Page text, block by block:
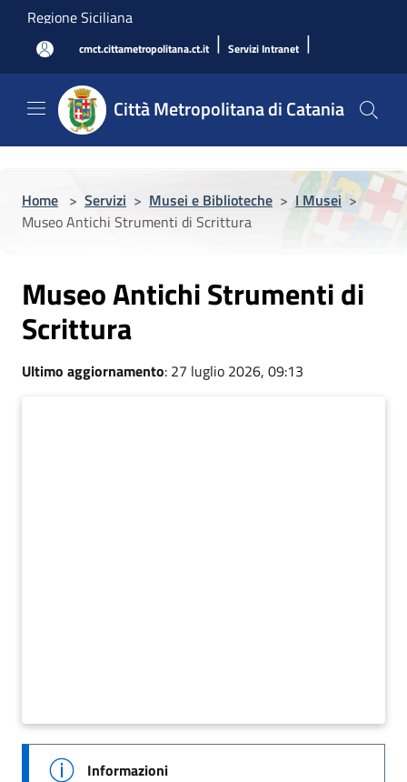
Salta al contenuto principale
Regione Siciliana
cmct.cittametropolitana.ct.it | Servizi Intranet |
Città Metropolitana di Catania
Home > Servizi > Musei e Biblioteche > I Musei >
Museo Antichi Strumenti di Scrittura
Museo Antichi Strumenti di
Scrittura
Ultimo aggiornamento: 27 luglio 2026, 09:13
Informazioni